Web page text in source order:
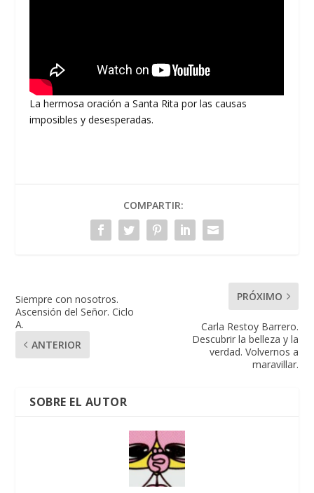
La hermosa oración a Santa Rita por las causas
imposibles y desesperadas.
COMPARTIR:
Siempre con nosotros.
Ascensión del Señor. Ciclo
A.
ANTERIOR
PRÓXIMO
Carla Restoy Barrero.
Descubrir la belleza y la
verdad. Volvernos a
maravillar.
SOBRE EL AUTOR